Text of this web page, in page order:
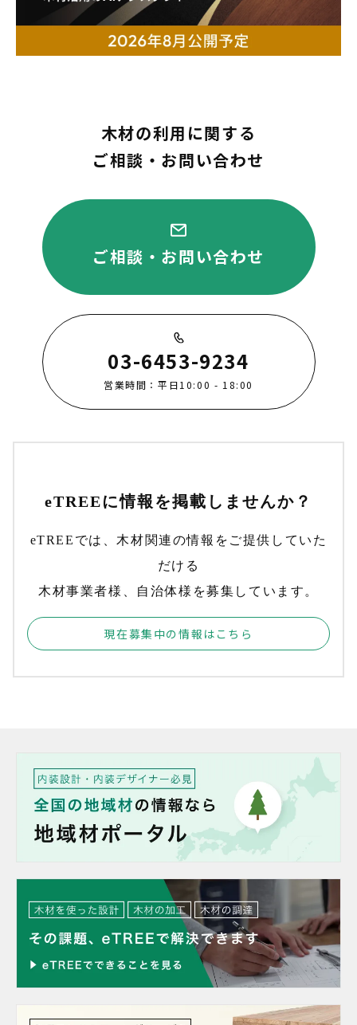
木材の利用に関する
ご相談・お問い合わせ
ご相談・お問い合わせ
03-6453-9234
営業時間：平日10:00 - 18:00
eTREEに情報を掲載しませんか？
eTREEでは、木材関連の情報をご提供していた
だける
木材事業者様、自治体様を募集しています。
現在募集中の情報はこちら